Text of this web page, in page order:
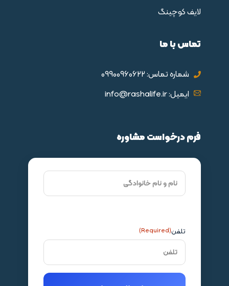
لایف کوچینگ
تماس با ما
شماره تماس: 09900960622
ایمیل: info@rashalife.ir
فرم درخواست مشاوره
تلفن(Required)